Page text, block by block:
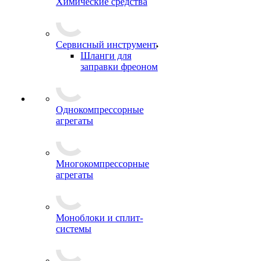
Сервисный инструмент
Шланги для
заправки фреоном
Однокомпрессорные
агрегаты
Многокомпрессорные
агрегаты
Моноблоки и сплит-
системы